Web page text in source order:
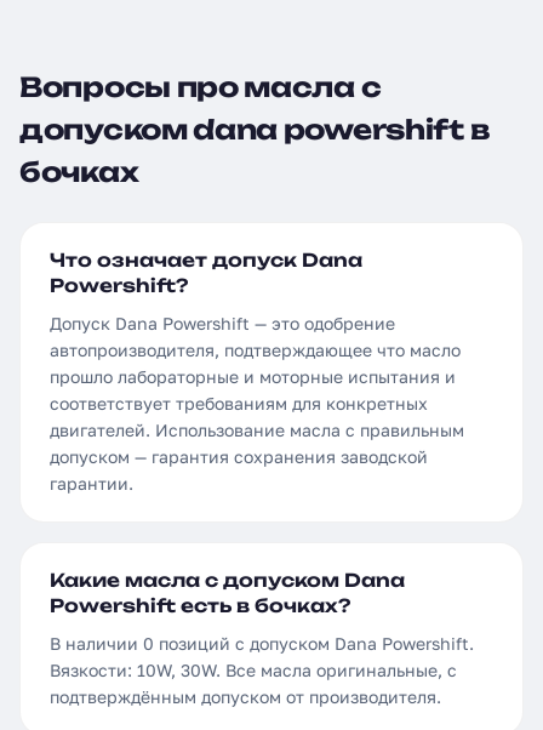
Вопросы про масла с
допуском dana powershift в
бочках
Что означает допуск Dana
Powershift?
Допуск Dana Powershift — это одобрение
автопроизводителя, подтверждающее что масло
прошло лабораторные и моторные испытания и
соответствует требованиям для конкретных
двигателей. Использование масла с правильным
допуском — гарантия сохранения заводской
гарантии.
Какие масла с допуском Dana
Powershift есть в бочках?
В наличии 0 позиций с допуском Dana Powershift.
Вязкости: 10W, 30W. Все масла оригинальные, с
подтверждённым допуском от производителя.